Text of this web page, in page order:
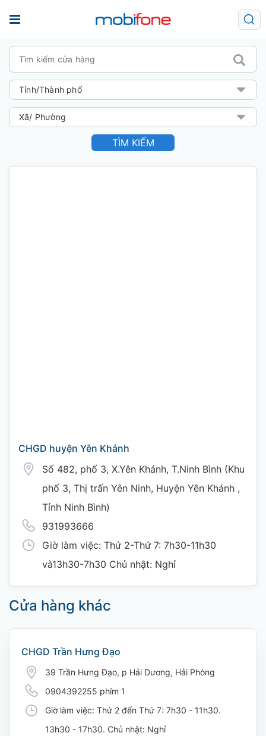
TÌM KIẾM
CHGD huyện Yên Khánh
Số 482, phố 3, X.Yên Khánh, T.Ninh Bình (Khu
phố 3, Thị trấn Yên Ninh, Huyện Yên Khánh ,
Tỉnh Ninh Bình)
931993666
Giờ làm việc: Thứ 2-Thứ 7: 7h30-11h30
và13h30-7h30 Chủ nhật: Nghỉ
Cửa hàng khác
CHGD Trần Hưng Đạo
39 Trần Hưng Đạo, p Hải Dương, Hải Phòng
0904392255 phím 1
Giờ làm việc: Thứ 2 đến Thứ 7: 7h30 - 11h30.
13h30 - 17h30. Chủ nhật: Nghỉ